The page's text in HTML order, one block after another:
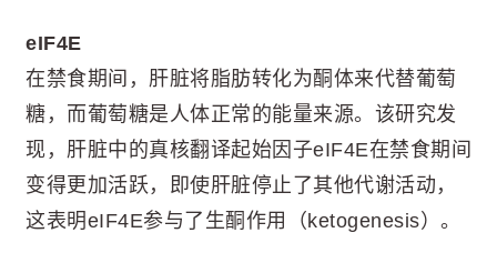
eIF4E
在禁食期间，肝脏将脂肪转化为酮体来代替葡萄
糖，而葡萄糖是人体正常的能量来源。该研究发
现，肝脏中的真核翻译起始因子eIF4E在禁食期间
变得更加活跃，即使肝脏停止了其他代谢活动，
这表明eIF4E参与了生酮作用（ketogenesis）。